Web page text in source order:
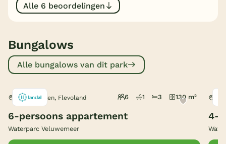
Onze e-boeken
Alle 6 beoordelingen
Bungalows
Alle bungalows van dit park
Biddinghuizen, Flevoland 6 1 3 130 m²
6-persoons appartement
Waterparc Veluwemeer
4-